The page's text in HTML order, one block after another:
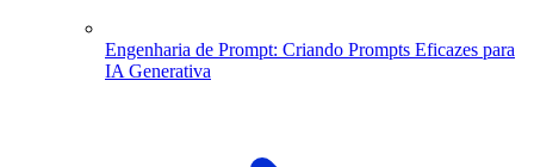
Engenharia de Prompt: Criando Prompts Eficazes para
IA Generativa